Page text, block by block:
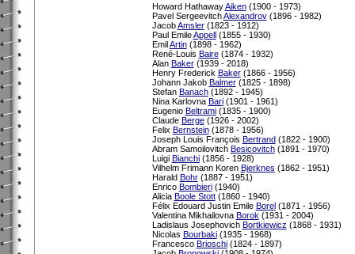
Howard HathawayAiken(1900 - 1973)
Pavel SergeevitchAlexandrov(1896 - 1982)
JacobAmsler(1823 - 1912)
Paul EmileAppell(1855 - 1930)
EmilArtin(1898 - 1962)
René-Louis Baire(1874 - 1932)
Alan Baker(1939 - 2018)
Henry Frederick Baker(1866 - 1956)
Johann Jakob Balmer(1825 - 1898)
Stefan Banach(1892 - 1945)
Nina Karlovna Bari(1901 - 1961)
Eugenio Beltrami(1835 - 1900)
Claude Berge(1926 - 2002)
Felix Bernstein(1878 - 1956)
Joseph Louis François Bertrand(1822 - 1900)
Abram Samoilovitch Besicovitch(1891 - 1970)
Luigi Bianchi(1856 - 1928)
Vilhelm Frimann Koren Bjerknes (1862 - 1951)
Harald Bohr(1887 - 1951)
Enrico Bombieri(1940)
Alicia Boole Stott(1860 - 1940)
Félix Edouard Justin Emile Borel(1871 - 1956)
Valentina Mikhailovna Borok (1931 - 2004)
Ladislaus Josephovich Bortkiewicz (1868 - 1931)
Nicolas Bourbaki(1935 - 1968)
Francesco Brioschi(1824 - 1897)